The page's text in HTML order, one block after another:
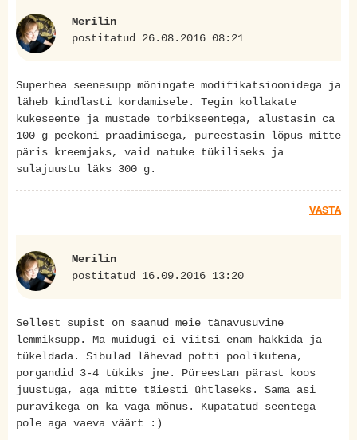
Merilin
postitatud 26.08.2016 08:21
Superhea seenesupp mõningate modifikatsioonidega ja
läheb kindlasti kordamisele. Tegin kollakate
kukeseente ja mustade torbikseentega, alustasin ca
100 g peekoni praadimisega, püreestasin lõpus mitte
päris kreemjaks, vaid natuke tükiliseks ja
sulajuustu läks 300 g.
VASTA
Merilin
postitatud 16.09.2016 13:20
Sellest supist on saanud meie tänavusuvine
lemmiksupp. Ma muidugi ei viitsi enam hakkida ja
tükeldada. Sibulad lähevad potti poolikutena,
porgandid 3-4 tükiks jne. Püreestan pärast koos
juustuga, aga mitte täiesti ühtlaseks. Sama asi
puravikega on ka väga mõnus. Kupatatud seentega
pole aga vaeva väärt :)